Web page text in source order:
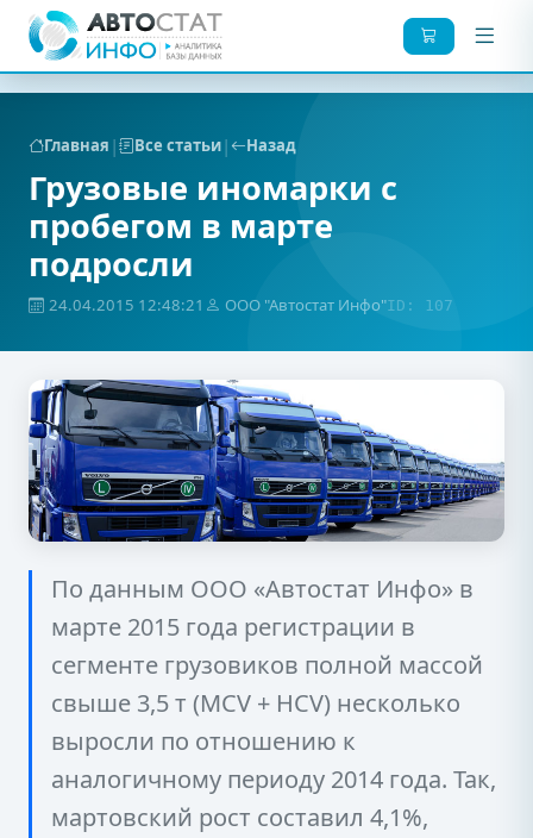
Главная | Все статьи| Назад
Грузовые иномарки с
пробегом в марте
подросли
24.04.2015 12:48:21 ООО "Автостат Инфо"ID: 107
По данным ООО «Автостат Инфо» в
марте 2015 года регистрации в
сегменте грузовиков полной массой
свыше 3,5 т (MCV + HCV) несколько
выросли по отношению к
аналогичному периоду 2014 года. Так,
мартовский рост составил 4,1%,